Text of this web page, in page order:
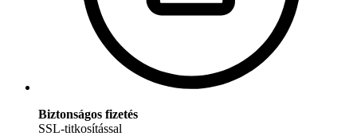
Biztonságos fizetés
SSL-titkosítással